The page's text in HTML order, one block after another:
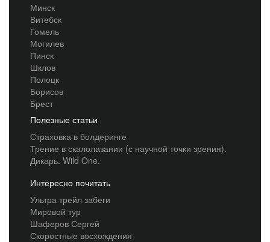
Минск
Витебск
Гомель
Могилев
Пинск
Шклов
Полоцк
Борисов
Брест
Полезные статьи
Страховка в болдеринге
Трение в скалолазании (с научной точки зрения).
Дикарь. Wild One.
Интересно почитать
Ультра трейл забеги
Мировой тур
Шаферов Сергей
Скоростные восхождения